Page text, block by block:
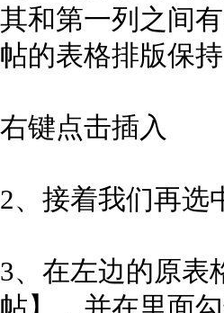
其和第一列之间
帖的表格排版保持
右键点击插入
2、接着我们再选
3、在左边的原表